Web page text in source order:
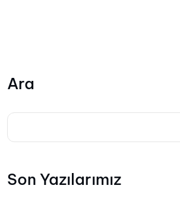
Ara
Son Yazılarımız